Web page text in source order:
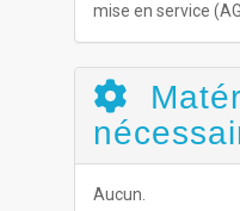
mise en service
Aucun.